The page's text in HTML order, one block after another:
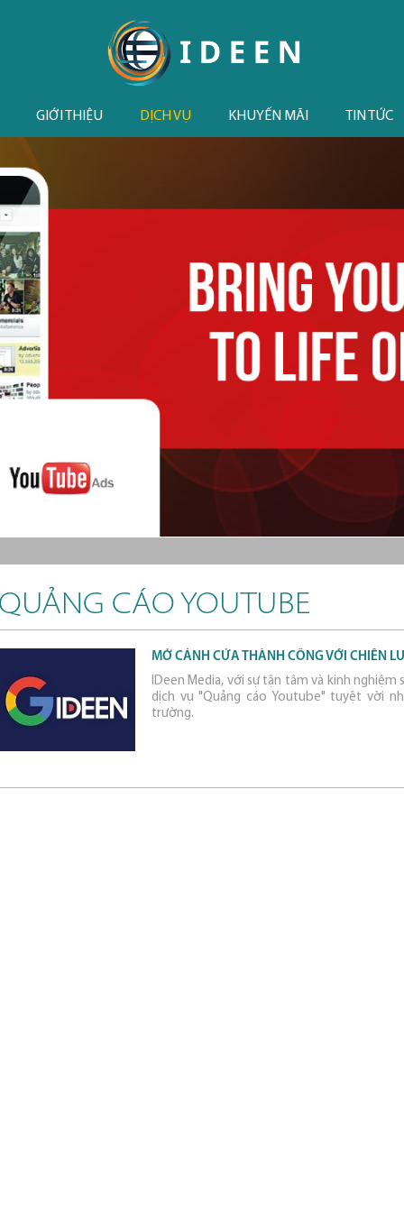
GIỚI THIỆU DỊCH VỤ KHUYẾN MÃI TIN TỨC
CÁO YOUTUBE
MỞ CÁNH CỬA THÀNH CÔNG VỚI CHIẾN
IDeen Media, với sự tận tâm và kinh
dịch vụ "Quảng cáo Youtube" tuyệt vời
trường.